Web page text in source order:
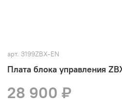
арт. 3199ZBX-EN
Плата блока управления
28 900 ₽